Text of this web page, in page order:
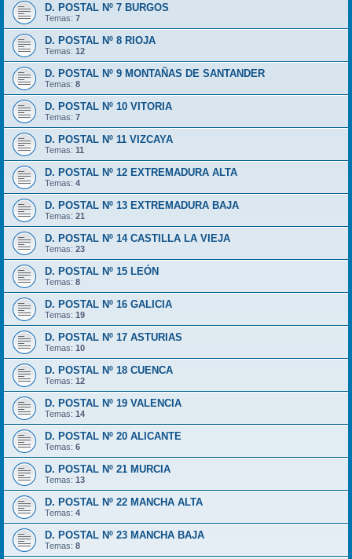
D. POSTAL Nº 7 BURGOS
Temas: 7
D. POSTAL Nº 8 RIOJA
Temas: 12
D. POSTAL Nº 9 MONTAÑAS DE SANTANDER
Temas: 8
D. POSTAL Nº 10 VITORIA
Temas: 7
D. POSTAL Nº 11 VIZCAYA
Temas: 11
D. POSTAL Nº 12 EXTREMADURA ALTA
Temas: 4
D. POSTAL Nº 13 EXTREMADURA BAJA
Temas: 21
D. POSTAL Nº 14 CASTILLA LA VIEJA
Temas: 23
D. POSTAL Nº 15 LEÓN
Temas: 8
D. POSTAL Nº 16 GALICIA
Temas: 19
D. POSTAL Nº 17 ASTURIAS
Temas: 10
D. POSTAL Nº 18 CUENCA
Temas: 12
D. POSTAL Nº 19 VALENCIA
Temas: 14
D. POSTAL Nº 20 ALICANTE
Temas: 6
D. POSTAL Nº 21 MURCIA
Temas: 13
D. POSTAL Nº 22 MANCHA ALTA
Temas: 4
D. POSTAL Nº 23 MANCHA BAJA
Temas: 8